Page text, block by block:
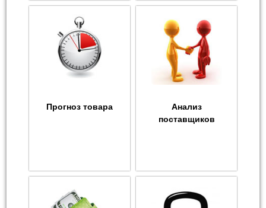
Прогноз товара
Анализ
поставщиков